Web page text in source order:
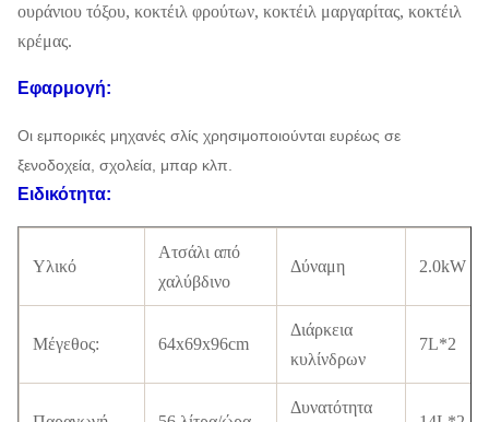
ουράνιου τόξου, κοκτέιλ φρούτων, κοκτέιλ μαργαρίτας, κοκτέιλ
κρέμας.
Εφαρμογή:
Οι εμπορικές μηχανές σλίς χρησιμοποιούνται ευρέως σε
ξενοδοχεία, σχολεία, μπαρ κλπ.
Ειδικότητα:
Υλικό
Ατσάλι από
χαλύβδινο
Δύναμη 2.0kW
Μέγεθος: 64x69x96cm
Διάρκεια
κυλίνδρων
7L*2
Δυνατότητα